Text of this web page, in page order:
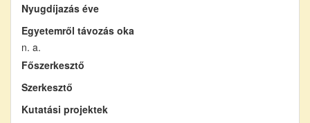
Nyugdíjazás éve
Egyetemről távozás oka
n. a.
Főszerkesztő
Szerkesztő
Kutatási projektek